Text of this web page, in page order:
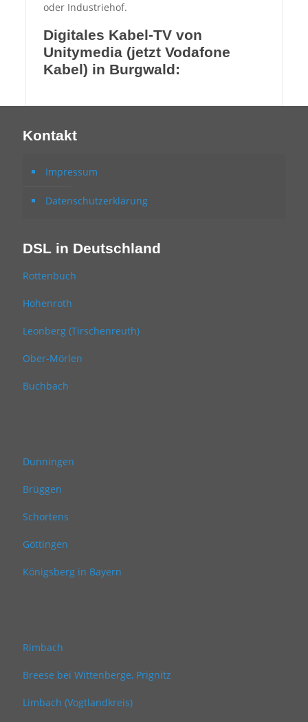
oder Industriehof.
Digitales Kabel-TV von
Unitymedia (jetzt Vodafone
Kabel) in Burgwald:
Kontakt
Impressum
Datenschutzerklärung
DSL in Deutschland
Rottenbuch
Hohenroth
Leonberg (Tirschenreuth)
Ober-Mörlen
Buchbach
Dunningen
Brüggen
Schortens
Göttingen
Königsberg in Bayern
Rimbach
Breese bei Wittenberge, Prignitz
Limbach (Vogtlandkreis)